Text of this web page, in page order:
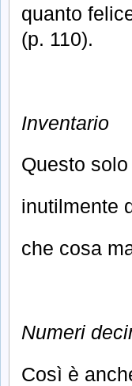
quanto
(p. 110).
Inventario
Questo
inutilmente
che cosa
Numeri
Così è